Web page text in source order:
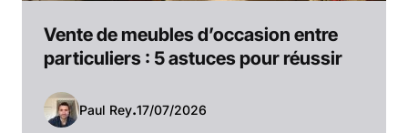
Vente de meubles d’occasion entre
particuliers : 5 astuces pour réussir
Paul Rey.17/07/2026